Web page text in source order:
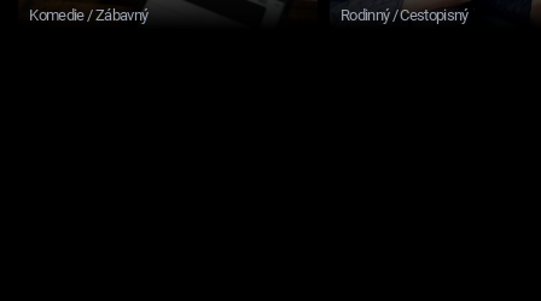
Komedie / Zábavný Rodinný / Cestopisný